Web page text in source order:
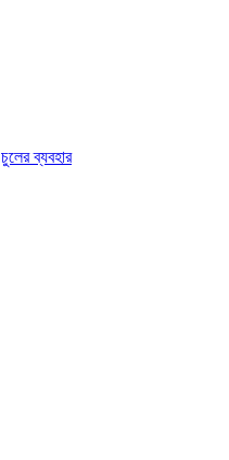
চুলের ব্যবহার